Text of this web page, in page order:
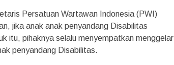
Persatuan Wartawan Indonesia (PWI)
jika anak anak penyandang Disabilitas
itu, pihaknya selalu menyempatkan menggelar
penyandang Disabilitas.